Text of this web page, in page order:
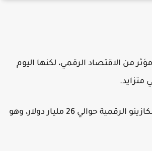
من الاقتصاد الرقمي، لكنها اليوم
متزايد.
في الربع الأول من عام 2025 فقط، بلغت قيمة المراهنات عبر منصات الكازينو الرقمية حوالي 26 مليار دولار، وهو